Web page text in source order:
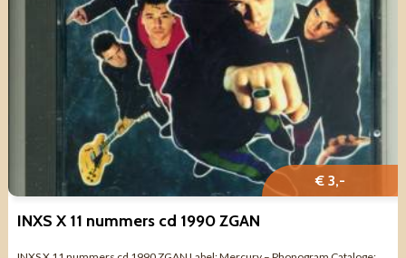
€ 3,-
INXS X 11 nummers cd 1990 ZGAN